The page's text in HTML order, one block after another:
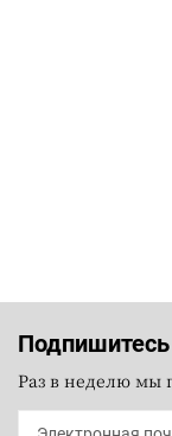
Раз в неделю мы